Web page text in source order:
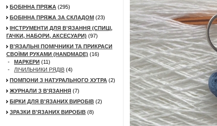
БОБІННА ПРЯЖА (295)
БОБІННА ПРЯЖА ЗА СКЛАДОМ (23)
ІНСТРУМЕНТИ ДЛЯ В'ЯЗАННЯ (СПИЦІ,
ГАЧКИ, НАБОРИ, АКСЕСУАРИ) (97)
В'ЯЗАЛЬНІ ПОМІЧНИКИ ТА ПРИКРАСИ
СВОЇМИ РУКАМИ (HANDMADE) (16)
- МАРКЕРИ (11)
- ЛІЧИЛЬНИКИ РЯДІВ (4)
ПОМПОНИ З НАТУРАЛЬНОГО ХУТРА (2)
ЖУРНАЛИ З В'ЯЗАННЯ (7)
БІРКИ ДЛЯ В'ЯЗАНИХ ВИРОБІВ (2)
ЗРАЗКИ В'ЯЗАНИХ ВИРОБІВ (8)